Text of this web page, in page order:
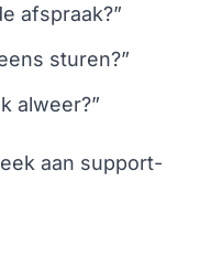
afspraak?”
sturen?”
alweer?”
aan support-